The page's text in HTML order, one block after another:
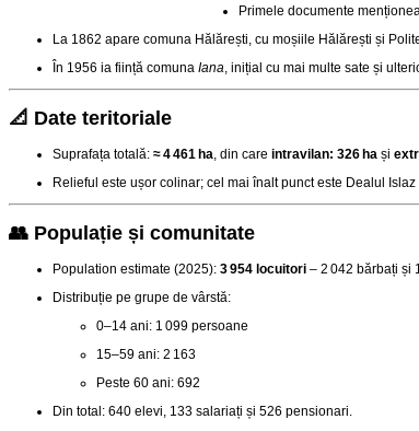
Primele documente
La 1862 apare comuna Hălărești, cu moșiile Hălărești și
În 1956 ia ființă comuna Iana, inițial cu mai multe sate și
📐 Date teritoriale
Suprafața totală: ≈ 4 461 ha, din care intravilan: 326 ha și
Relieful este ușor colinar; cel mai înalt punct este Dealul
👥 Populație și comunitate
Population estimate (2025): 3 954 locuitori – 2 042 bărbați și
Distribuție pe grupe de vârstă:
0–14 ani: 1 099 persoane
15–59 ani: 2 163
Peste 60 ani: 692
Din total: 640 elevi, 133 salariați și 526 pensionari.